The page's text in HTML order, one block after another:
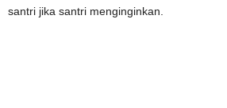
santri jika santri menginginkan.